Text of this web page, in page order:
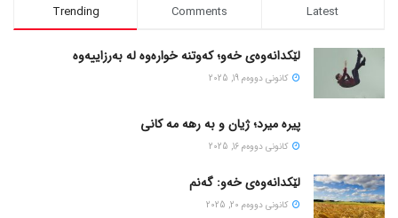
Trending Comments Latest
لێکدانەوەی خەو؛ کەوتنە خوارەوە لە بەرزاییەوە
كانونی دووه‌م 19, 2025
پیره میرد؛ ژیان و به رهه مه کانی
كانونی دووه‌م 16, 2025
لێکدانەوەی خەو: گەنم
كانونی دووه‌م 20, 2025